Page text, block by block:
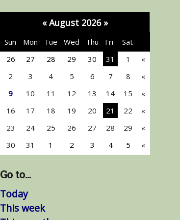
«August 2026»
Sun Mon Tue Wed Thu Fri
Sat
26
27 28 29 30 31 1
«
2
3 4 5 6 7 8
«
9
10 11 12 13 14 15
«
16
17 18 19 20 21 22
«
23
24 25 26 27 28 29
«
30
31 1 2 3 4 5 «
Go to...
Today
This week